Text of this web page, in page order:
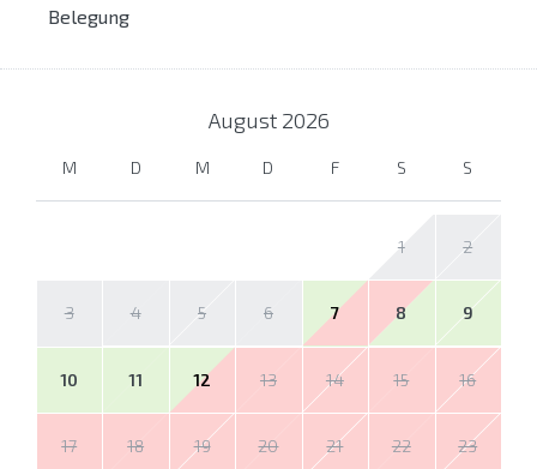
Belegung
August 2026
M D M D F S S
1 2
3 4 5 6 7 8 9
10 11 12 13 14 15 16
17 18 19 20 21 22 23